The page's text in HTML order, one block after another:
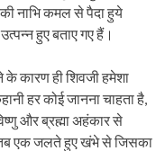
की नाभि कमल से पैदा हुये
हुए बताए गए हैं।
कारण ही शिवजी हमेशा
हर कोई जानना चाहता है,
और ब्रह्मा अहंकार से
तब एक जलते हुए खंभे से जिसका